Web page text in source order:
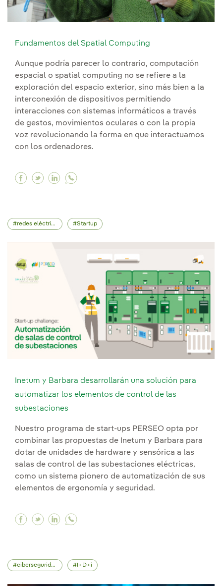
Fundamentos del Spatial Computing
Aunque podría parecer lo contrario, computación
espacial o spatial computing no se refiere a la
exploración del espacio exterior, sino más bien a la
interconexión de dispositivos permitiendo
interacciones con sistemas informáticos a través
de gestos, movimientos oculares o con la propia
voz revolucionando la forma en que interactuamos
con los ordenadores.
Facebook Fundamentos del Spatial Computing
Twitter Fundamentos del Spatial
Linkedin Fundamentos del Spatial
redes eléctricas Startup
Inetum y Barbara desarrollarán una solución para
automatizar los elementos de control de las
subestaciones
Nuestro programa de start-ups PERSEO opta por
combinar las propuestas de Inetum y Barbara para
dotar de unidades de hardware y sensórica a las
salas de control de las subestaciones eléctricas,
como un sistema pionero de automatización de sus
elementos de ergonomía y seguridad.
Facebook Inetum y Barbara desarrollarán
Twitter Inetum y Barbara desarrollarán
Linkedin Inetum y Barbara
ciberseguridad I+D+i